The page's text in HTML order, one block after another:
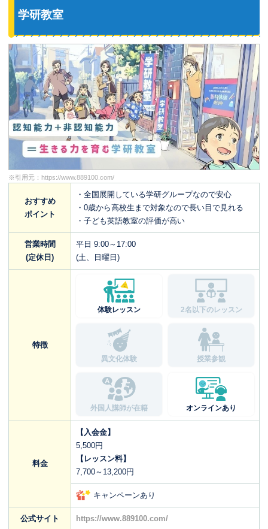
学研教室
※引用元： https://www.889100.com/
おすすめ
ポイント
・全国展開している学研グループなので安心
・0歳から高校生まで対象なので長い目で見れる
・子ども英語教室の評価が高い
営業時間
(定休日)
平日 9:00～17:00
(土、日曜日)
特徴
体験レッスン 2名以下のレッスン
異文化体験 授業参観
外国人講師が在籍 オンラインあり
料金
【入会金】
5,500円
【レッスン料】
7,700～13,200円
キャンペーンあり
公式サイト https://www.889100.com/